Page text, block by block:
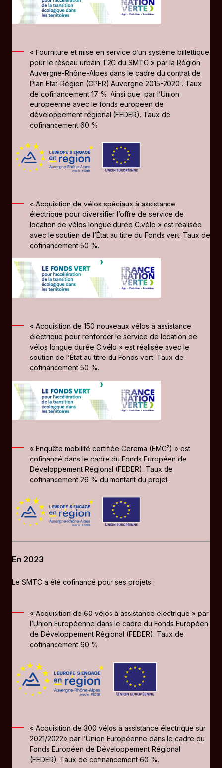
« Fourniture et mise en service d’un système billettique
pour le réseau urbain T2C du SMTC » par la Région
Auvergne-Rhône-Alpes dans le cadre du contrat de
Plan Etat-Région (CPER) Auvergne 2015-2020 . Taux
de cofinancement 17 %. Ainsi que par l’Union
européenne avec le fonds européen de
développement régional (FEDER). Taux de
cofinancement 60 %
« Acquisition de vélos spéciaux à assistance
électrique pour diversifier l’offre de service de
location de vélos longue durée C.vélo » est réalisée
avec le soutien de l’État au titre du Fonds vert. Taux de
cofinancement 50 %.
« Acquisition de 150 nouveaux vélos à assistance
électrique pour renforcer le service de location de
vélos longue durée C.vélo » est réalisée avec le
soutien de l’État au titre du Fonds vert. Taux de
cofinancement 50 %.
« Enquête mobilité certifiée Cerema (EMC²) » est
cofinancé dans le cadre du Fonds Européen de
Développement Régional (FEDER). Taux de
cofinancement 26 % du montant du projet.
En 2023
Le SMTC a été cofinancé pour ses projets :
« Acquisition de 60 vélos à assistance électrique » par
l’Union Européenne dans le cadre du Fonds Européen
de Développement Régional (FEDER). Taux de
cofinancement 60 %.
« Acquisition de 300 vélos à assistance électrique sur
2021/2022» par l’Union Européenne dans le cadre du
Fonds Européen de Développement Régional
(FEDER). Taux de cofinancement 60 %.